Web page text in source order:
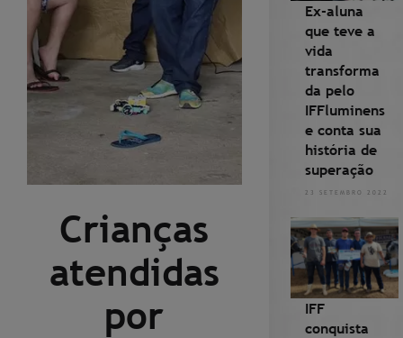
Crianças
atendidas
por
Ex-aluna
que teve a
vida
transforma
da pelo
IFFluminens
e conta sua
história de
superação
23 SETEMBRO 2022
IFF
conquista